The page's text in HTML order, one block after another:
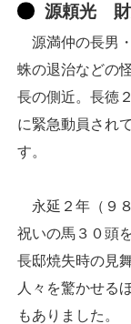
源頼光 財
源満仲の長男
蛛の退治などの
長の側近。長徳
に緊急動員され
す。
永延２年（９
祝いの馬３０頭
長邸焼失時の見
人々を驚かせる
もありました。